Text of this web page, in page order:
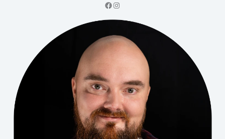
Facebook Instagram